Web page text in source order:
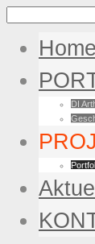
Home
DI